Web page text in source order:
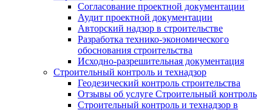
Согласование проектной документации
Аудит проектной документации
Авторский надзор в строительстве
Разработка технико-экономического
обоснования строительства
Исходно-разрешительная документация
Строительный контроль и технадзор
Геодезический контроль строительства
Отзывы об услуге Строительный контроль
Строительный контроль и технадзор в